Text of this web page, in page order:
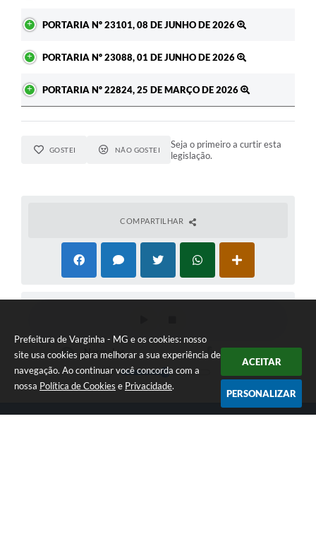
Prefeitura de Varginha - MG e os cookies: nosso
site usa cookies para melhorar a sua experiência de
navegação. Ao continuar você concorda com a
nossa Política de Cookies e Privacidade.
ACEITAR
PERSONALIZAR
PORTARIA Nº 23101, 08 DE JUNHO DE 2026
PORTARIA Nº 23088, 01 DE JUNHO DE 2026
PORTARIA Nº 22824, 25 DE MARÇO DE 2026
GOSTEI NÃO GOSTEI
Seja o primeiro a curtir esta
legislação.
COMPARTILHAR